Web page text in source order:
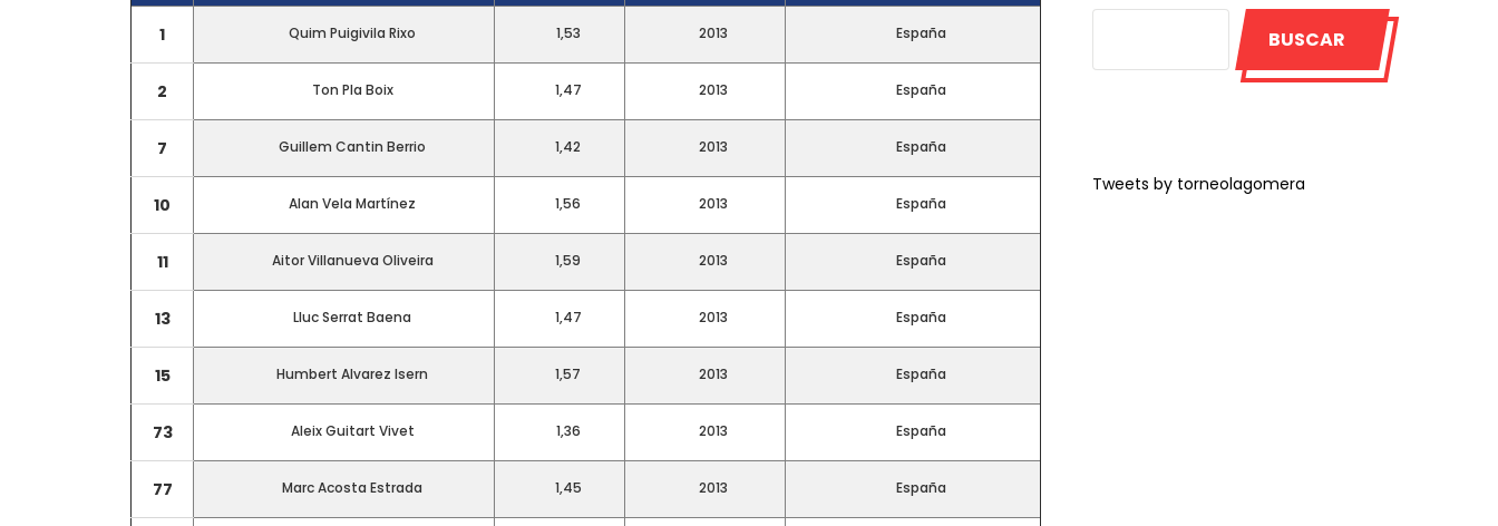
1 Quim Puigivila Rixo 1,53 2013 España
2 Ton Pla Boix 1,47 2013 España
7 Guillem Cantin Berrio 1,42 2013 España
10 Alan Vela Martínez 1,56 2013 España
11 Aitor Villanueva Oliveira 1,59 2013 España
13 Lluc Serrat Baena 1,47 2013 España
15 Humbert Alvarez Isern 1,57 2013 España
73 Aleix Guitart Vivet 1,36 2013 España
77 Marc Acosta Estrada 1,45 2013 España
BUSCAR
Tweets by torneolagomera